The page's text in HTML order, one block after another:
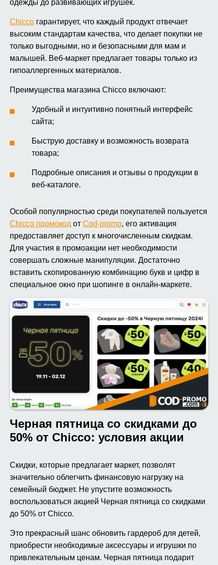
одежды до развивающих игрушек.
Chicco гарантирует, что каждый продукт отвечает
высоким стандартам качества, что делает покупки не
только выгодными, но и безопасными для мам и
малышей. Веб-маркет предлагает товары только из
гипоаллергенных материалов.
Преимущества магазина Chicco включают:
Удобный и интуитивно понятный интерфейс
сайта;
Быструю доставку и возможность возврата
товара;
Подробные описания и отзывы о продукции в
веб-каталоге.
Особой популярностью среди покупателей пользуется
Chicco промокод от Cod-promo, его активация
предоставляет доступ к многочисленным скидкам.
Для участия в промоакции нет необходимости
совершать сложные манипуляции. Достаточно
вставить скопированную комбинацию букв и цифр в
специальное окно при шопинге в онлайн-маркете.
Черная пятница со скидками до
50% от Chicco: условия акции
Скидки, которые предлагает маркет, позволят
значительно облегчить финансовую нагрузку на
семейный бюджет. Не упустите возможность
воспользоваться акцией Черная пятница со скидками
до 50% от Chicco.
Это прекрасный шанс обновить гардероб для детей,
приобрести необходимые аксессуары и игрушки по
привлекательным ценам. Черная пятница подарит